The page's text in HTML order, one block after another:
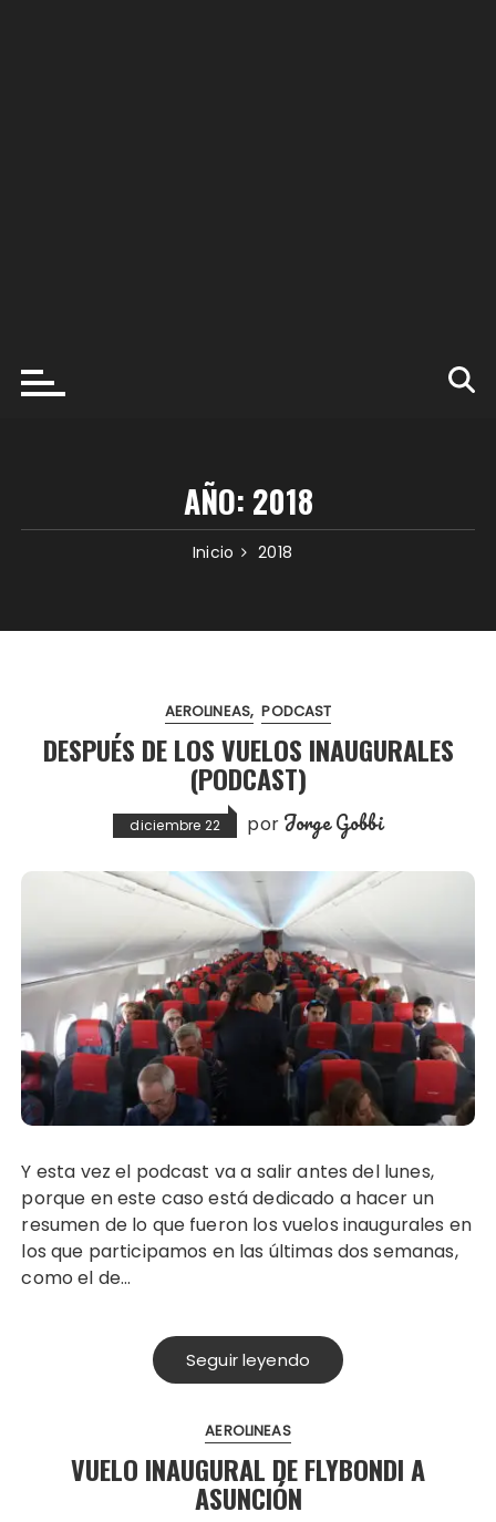
AÑO: 2018
Inicio 2018
AEROLINEAS PODCAST
DESPUÉS DE LOS VUELOS INAUGURALES
(PODCAST)
diciembre 22 por Jorge Gobbi
Y esta vez el podcast va a salir antes del lunes,
porque en este caso está dedicado a hacer un
resumen de lo que fueron los vuelos inaugurales en
los que participamos en las últimas dos semanas,
como el de…
Seguir leyendo
AEROLINEAS
VUELO INAUGURAL DE FLYBONDI A
ASUNCIÓN